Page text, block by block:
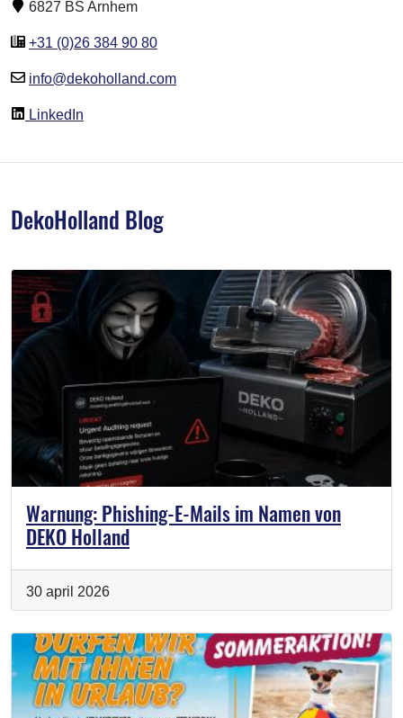
6827 BS Arnhem
+31 (0)26 384 90 80
info@dekoholland.com
LinkedIn
DekoHolland Blog
Warnung: Phishing-E-Mails im Namen von
DEKO Holland
30 april 2026